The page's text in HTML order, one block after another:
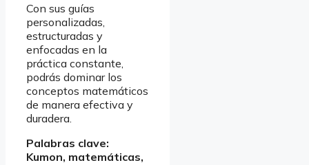
Con sus guías
personalizadas,
estructuradas y
enfocadas en la
práctica constante,
podrás dominar los
conceptos matemáticos
de manera efectiva y
duradera.
Palabras clave:
Kumon, matemáticas,